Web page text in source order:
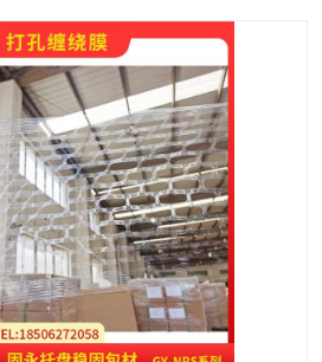
纤维打包带
充气袋
缠绕膜
托盘裹包网兜